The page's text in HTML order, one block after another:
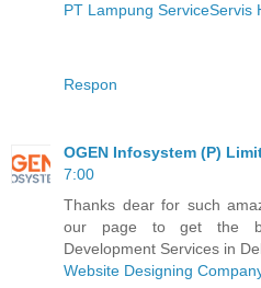
PT Lampung ServiceServis
Respon
OGEN Infosystem (P)
7:00
Thanks dear for such
our page to get the
Development Services in
Website Designing